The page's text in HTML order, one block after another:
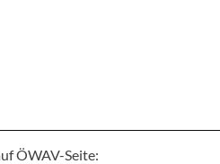
ÖWAV-Seite: